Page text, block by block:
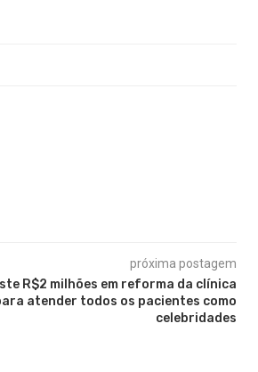
próxima postagem
R$2 milhões em reforma da clínica
atender todos os pacientes como
celebridades